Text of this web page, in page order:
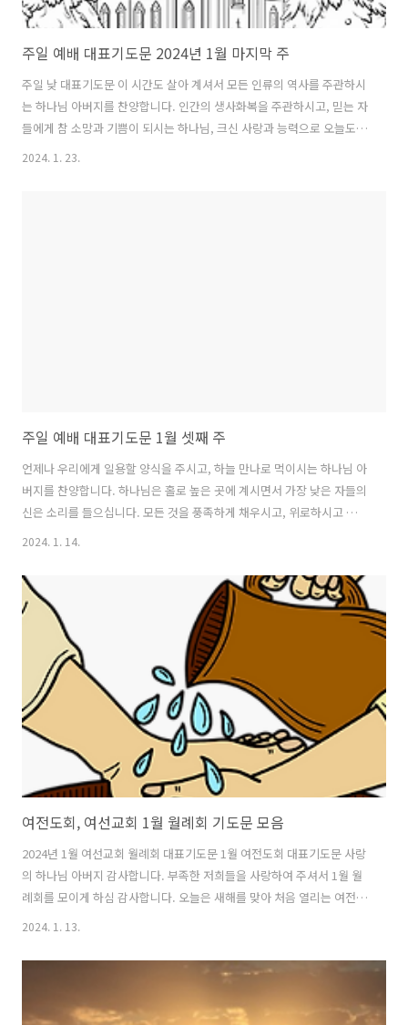
주일 예배 대표기도문 2024년 1월 마지막 주
주일 낮 대표기도문 이 시간도 살아 계셔서 모든 인류의 역사를 주관하시
는 하나님 아버지를 찬양합니다. 인간의 생사화복을 주관하시고, 믿는 자
들에게 참 소망과 기쁨이 되시는 하나님, 크신 사랑과 능력으로 오늘도
2024. 1. 23.
주일 예배 대표기도문 1월 셋째 주
언제나 우리에게 일용할 양식을 주시고, 하늘 만나로 먹이시는 하나님 아
버지를 찬양합니다. 하나님은 홀로 높은 곳에 계시면서 가장 낮은 자들의
신은 소리를 들으십니다. 모든 것을 풍족하게 채우시고, 위로하시고 힘주
시는 분이심을 믿습니다. 오늘도 살아계신 하나님 아버지께 예배를 드리
다. 하루하루 살아갈 때 주님을 더욱 의지하게 하시고, 하나님을 사랑하
는 삶을 살아가기를 원합니다. 감정과 마음의 요동침에 휘둘리지 않게 하
시고, 오직 영원히 변치 않는 하나님의 말씀을 삶의 기준으로 삼아 살아
가게 하소서. 사랑의 주님, 1월도 벌써 세 주가 지나 마지막 주간을 향해
달려갑니다. 빠르게 흐르는 시간을 헛되이 보내지 않게 하소서. 흘러가는
시간들 속..
2024. 1. 14.
여전도회, 여선교회 1월 월례회 기도문 모음
2024년 1월 여선교회 월례회 대표기도문 1월 여전도회 대표기도문 사랑
의 하나님 아버지 감사합니다. 부족한 저희들을 사랑하여 주셔서 1월 월
례회를 모이게 하심 감사합니다. 오늘은 새해를 맞아 처음 열리는 여전도
가 걸어온 길이 오직 주님의 은혜였음을 고백합니다. 저희의 발걸음마다
새해를 맞아 **여전도회가 더욱 주님의 은혜로 새롭게 되기를 원합니다.
2024. 1. 13.